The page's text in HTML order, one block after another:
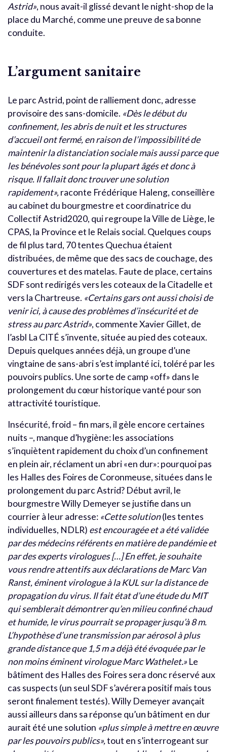
Astrid», nous avait-il glissé devant le night-shop de la
place du Marché, comme une preuve de sa bonne
conduite.
L’argument sanitaire
Le parc Astrid, point de ralliement donc, adresse
provisoire des sans-domicile. «Dès le début du
confinement, les abris de nuit et les structures
d’accueil ont fermé, en raison de l’impossibilité de
maintenir la distanciation sociale mais aussi parce que
les bénévoles sont pour la plupart âgés et donc à
risque. Il fallait donc trouver une solution
rapidement»,raconte Frédérique Haleng, conseillère
au cabinet du bourgmestre et coordinatrice du
Collectif Astrid2020, qui regroupe la Ville de Liège, le
CPAS, la Province et le Relais social. Quelques coups
de fil plus tard, 70 tentes Quechua étaient
distribuées, de même que des sacs de couchage, des
couvertures et des matelas. Faute de place, certains
SDF sont redirigés vers les coteaux de la Citadelle et
vers la Chartreuse. «Certains gars ont aussi choisi de
venir ici, à cause des problèmes d’insécurité et de
stress au parc Astrid», commente Xavier Gillet, de
l’asbl La CITÉ s’invente, située au pied des coteaux.
Depuis quelques années déjà, un groupe d’une
vingtaine de sans-abri s’est implanté ici, toléré par les
pouvoirs publics. Une sorte de camp «off» dans le
prolongement du cœur historique vanté pour son
attractivité touristique.
Insécurité, froid – fin mars, il gèle encore certaines
nuits –, manque d’hygiène: les associations
s’inquiètent rapidement du choix d’un confinement
en plein air, réclament un abri «en dur»: pourquoi pas
les Halles des Foires de Coronmeuse, situées dans le
prolongement du parc Astrid? Début avril, le
bourgmestre Willy Demeyer se justifie dans un
courrier à leur adresse: «Cette solution(les tentes
individuelles, NDLR) est encouragée et a été validée
par des médecins référents en matière de pandémie et
par des experts virologues […] En effet, je souhaite
vous rendre attentifs aux déclarations de Marc Van
Ranst, éminent virologue à la KUL sur la distance de
propagation du virus. Il fait état d’une étude du MIT
qui semblerait démontrer qu’en milieu confiné chaud
et humide, le virus pourrait se propager jusqu’à 8 m.
L’hypothèse d’une transmission par aérosol à plus
grande distance que 1,5 m a déjà été évoquée par le
non moins éminent virologue Marc Wathelet.» Le
bâtiment des Halles des Foires sera donc réservé aux
cas suspects (un seul SDF s’avérera positif mais tous
seront finalement testés). Willy Demeyer avançait
aussi ailleurs dans sa réponse qu’un bâtiment en dur
aurait été une solution «plus simple à mettre en œuvre
par les pouvoirs publics»,tout en s’interrogeant sur